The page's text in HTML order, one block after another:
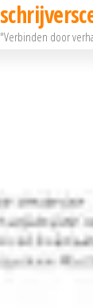
"Verbinden door